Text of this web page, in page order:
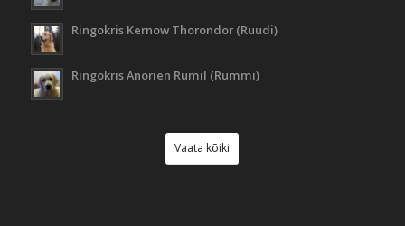
Ringokris Kernow Thorondor (Ruudi)
Ringokris Anorien Rumil (Rummi)
Vaata kõiki